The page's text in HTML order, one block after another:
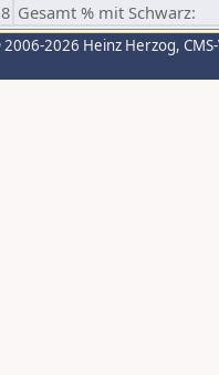
Gesamt % mit Schwarz:
2026 Heinz Herzog,